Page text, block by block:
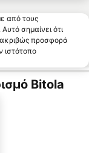
από τους
σημαίνει ότι
ακριβώς προσφορά
ιστότοπο
Bitola